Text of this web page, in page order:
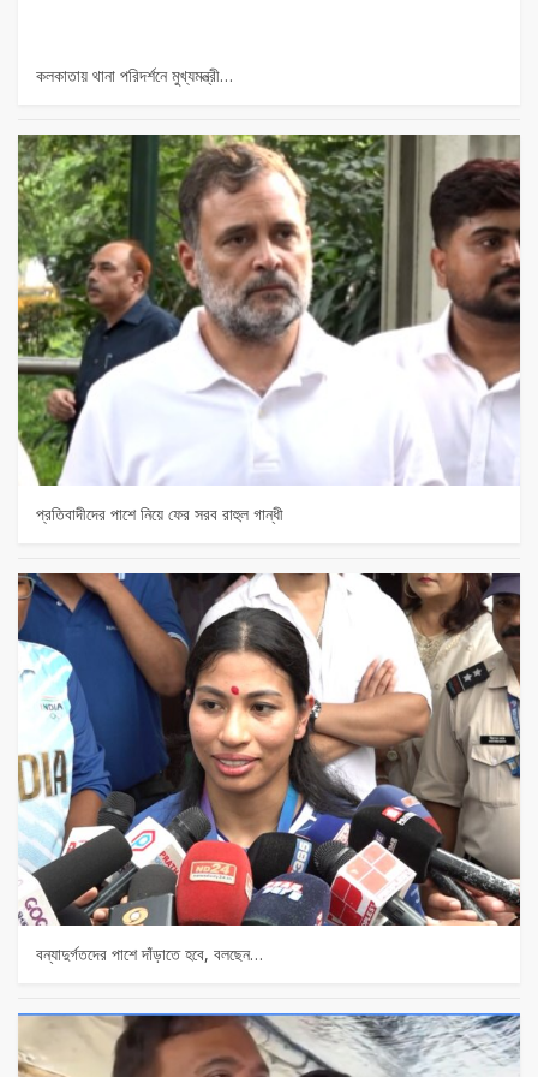
কলকাতায় থানা পরিদর্শনে মুখ্যমন্ত্রী…
প্রতিবাদীদের পাশে নিয়ে ফের সরব রাহুল গান্ধী
বন্যাদুর্গতদের পাশে দাঁড়াতে হবে, বলছেন…